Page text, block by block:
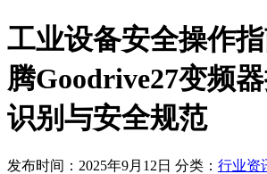
工业设备安全操作
腾Goodrive27变频
识别与安全规范
发布时间：2025年9月12日 分类： 行业资